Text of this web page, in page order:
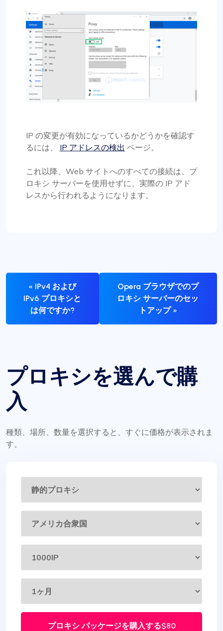
IP の変更が有効になっているかどうかを確認す
るには、 IP アドレスの検出 ページ。
これ以降、Web サイトへのすべての接続は、プ
ロキシ サーバーを使用せずに、実際の IP アド
レスから行われるようになります。
« IPv4 および
IPv6 プロキシと
は何ですか?
Opera ブラウザでのプ
ロキシ サーバーのセッ
トアップ »
プロキシを選んで購
入
種類、場所、数量を選択すると、すぐに価格が表示されま
す。
プロキシ パッケージを購入する$80